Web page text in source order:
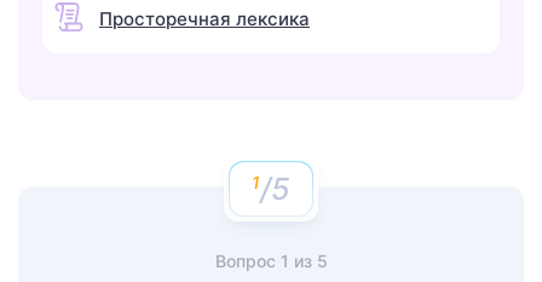
Просторечная лексика
/5
Вопрос 1 из 5